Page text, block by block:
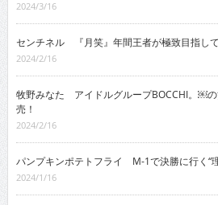
2024/3/16
センチネル 『月笑』年間王者が極致目指し
2024/2/16
牧野みなた アイドルグループBOCCHI。￼の
売！
2024/2/16
パンプキンポテトフライ M-1で決勝に行く“
2024/1/16